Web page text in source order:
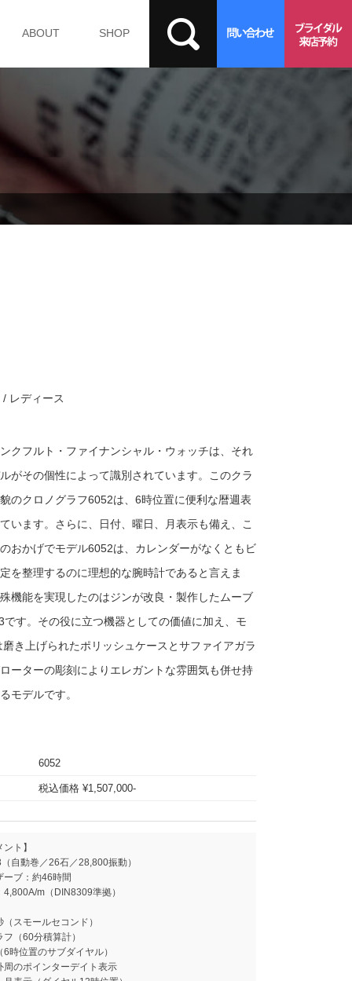
ABOUT SHOP
レディース
クフルト・ファイナンシャル・ウォッチは、それ
がその個性によって識別されています。このクラ
のクロノグラフ6052は、6時位置に便利な暦週表
います。さらに、日付、曜日、月表示も備え、こ
おかげでモデル6052は、カレンダーがなくともビ
を整理するのに理想的な腕時計であると言えま
機能を実現したのはジンが改良・製作したムーブ
です。その役に立つ機器としての価値に加え、モ
き上げられたポリッシュケースとサファイアガラ
ーターの彫刻によりエレガントな雰囲気も併せ持
モデルです。
6052
税込価格 ¥1,507,000-
ント】
自動巻／26石／28,800振動）
ーブ：約46時間
4,800A/m（DIN8309準拠）
（スモールセコンド）
（60分積算計）
時位置のサブダイヤル）
周のポインターデイト表示